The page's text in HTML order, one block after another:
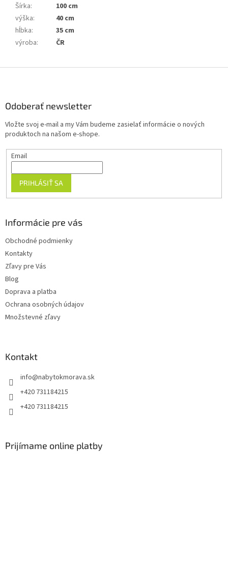
Šírka:
100 cm
výška:
40 cm
hĺbka:
35 cm
výroba: ČR
Odoberať newsletter
Vložte svoj e-mail a my Vám budeme zasielať informácie o nových
produktoch na našom e-shope.
Email
PRIHLÁSIŤ SA
Informácie pre vás
Obchodné podmienky
Kontakty
Zľavy pre Vás
Blog
Doprava a platba
Ochrana osobných údajov
Množstevné zľavy
Kontakt
info@nabytokmorava.sk
+420 731184215
+420 731184215
Prijímame online platby